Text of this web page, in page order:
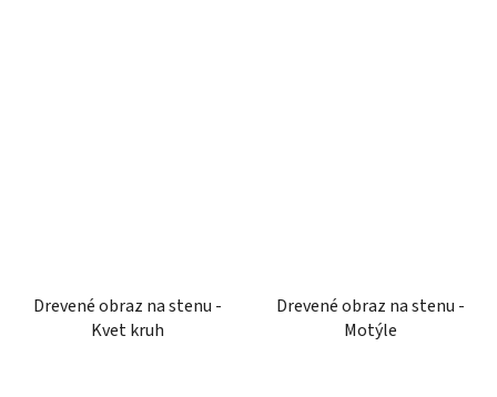
Drevené obraz na stenu -
Kvet kruh
Drevené obraz na stenu -
Motýle